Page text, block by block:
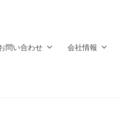
問い合わせ 会社情報